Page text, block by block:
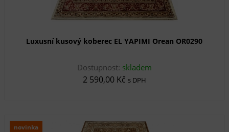
Luxusní kusový koberec EL YAPIMI Orean OR0290
Dostupnost: skladem
2 590,00 Kč s DPH
novinka